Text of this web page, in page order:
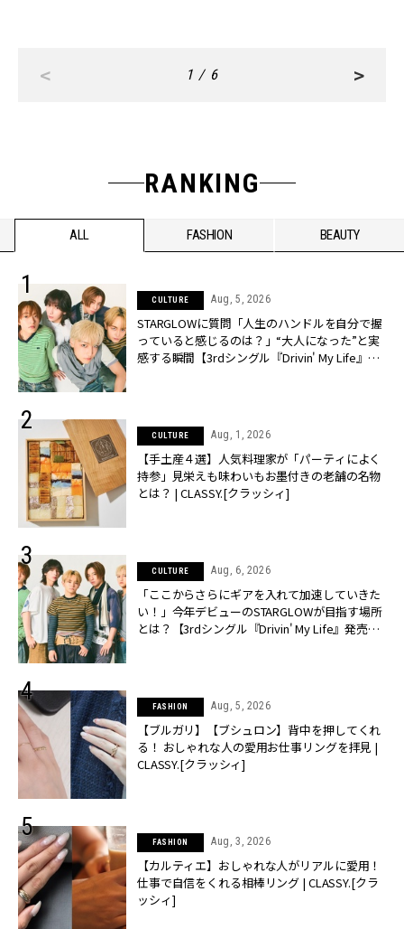
< 1 / 6 >
RANKING
ALL FASHION BEAUTY
CULTURE Aug, 5, 2026
STARGLOWに質問「人生のハンドルを自分で握
っていると感じるのは？」“大️人になった”と実
感する瞬間【3rdシングル『Drivin' My Life』発
CULTURE Aug, 1, 2026
【手土産４選】人気料理家が「パーティによく
持参」見栄えも味わいもお墨付きの老舗の名物
とは？ | CLASSY.[クラッシィ]
CULTURE Aug, 6, 2026
「ここからさらにギアを入れて加速していきた
い！」今年デビューのSTARGLOWが目指す場所
とは？【3rdシングル『Drivin' My Life』発売】 |
FASHION Aug, 5, 2026
【ブルガリ】【ブシュロン】背中を押してくれ
る！ おしゃれな人の愛用お仕事リングを拝見 |
CLASSY.[クラッシィ]
FASHION Aug, 3, 2026
【カルティエ】おしゃれな人がリアルに愛用！
仕事で自信をくれる相棒リング | CLASSY.[クラ
ッシィ]